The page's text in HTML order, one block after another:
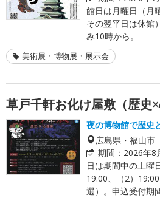
館日は月曜日（月
その翌平日は休館
み10時から。
美術展・博物展・展示会
草戸千軒お化け屋敷（歴史×
夜の博物館で歴史
広島県・福山市
期間： 2026年8
日は期間中の土
19:00、（2）
選）。申込受付期